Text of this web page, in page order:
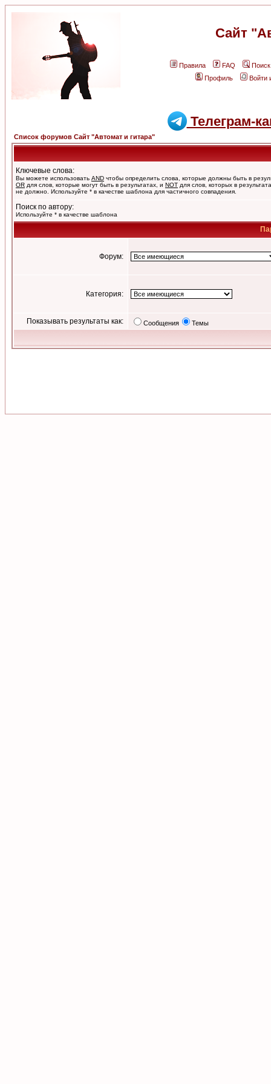
Сайт
Правила FAQ
Поиск
Профиль
Войти
Телеграм-
Список форумов Сайт "Автомат и гитара"
Ключевые слова:
Вы можете использовать AND чтобы определить слова, которые должны быть в
OR для слов, которые могут быть в результатах, и NOT для слов, которых в
не должно. Используйте * в качестве шаблона для частичного совпадения.
Поиск по автору:
Используйте * в качестве шаблона
Форум:
Категория:
Показывать результаты как: Сообщения Темы